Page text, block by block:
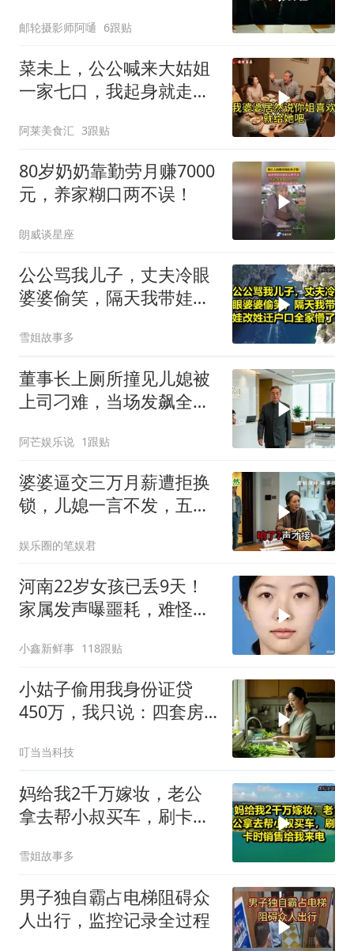
邮轮摄影师阿嗵 6跟贴
菜未上，公公喊来大姑姐
一家七口，我起身就走，
阿莱美食汇 3跟贴
80岁奶奶靠勤劳月赚7000
元，养家糊口两不误！
朗威谈星座
公公骂我儿子，丈夫冷眼
婆婆偷笑，隔天我带娃改
雪姐故事多
董事长上厕所撞见儿媳被
上司刁难，当场发飙全场
阿芒娱乐说 1跟贴
婆婆逼交三万月薪遭拒换
锁，儿媳一言不发，五天
娱乐圈的笔娱君
河南22岁女孩已丢9天！
家属发声曝噩耗，难怪搜
小鑫新鲜事 118跟贴
小姑子偷用我身份证贷
450万，我只说：四套房
叮当当科技
妈给我2千万嫁妆，老公
拿去帮小叔买车，刷卡时
雪姐故事多
男子独自霸占电梯阻碍众
人出行，监控记录全过程